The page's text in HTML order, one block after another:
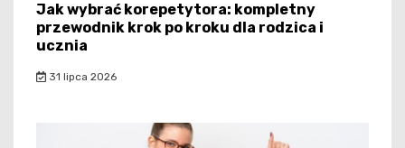
Jak wybrać korepetytora: kompletny
przewodnik krok po kroku dla rodzica i
ucznia
31 lipca 2026